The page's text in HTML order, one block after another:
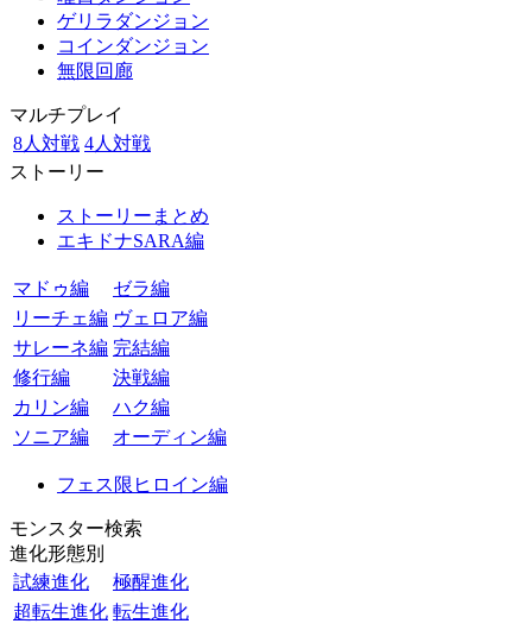
ゲリラダンジョン
コインダンジョン
無限回廊
マルチプレイ
8人対戦 4人対戦
ストーリー
ストーリーまとめ
エキドナSARA編
マドゥ編
ゼラ編
リーチェ編 ヴェロア編
サレーネ編 完結編
修行編
決戦編
カリン編
ハク編
ソニア編
オーディン編
フェス限ヒロイン編
モンスター検索
進化形態別
試練進化
極醒進化
超転生進化 転生進化